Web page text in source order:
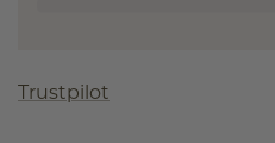
Trustpilot